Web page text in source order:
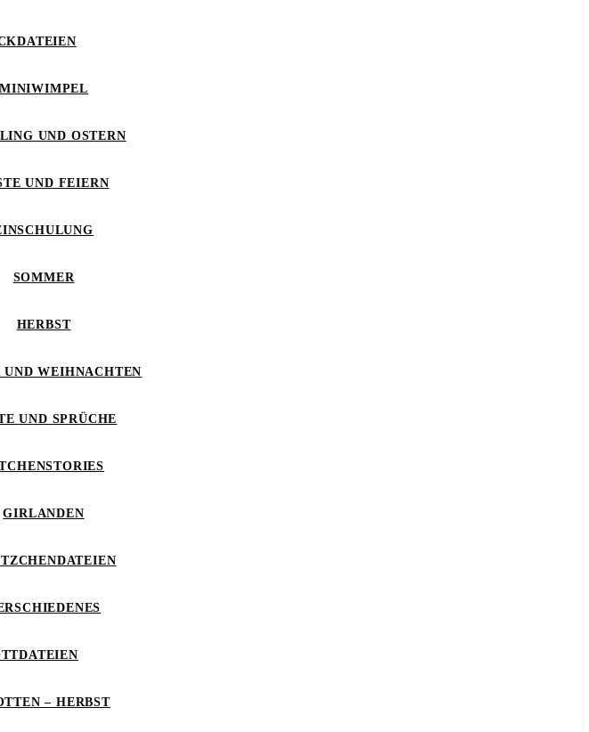
MINIWIMPEL
UND OSTERN
UND FEIERN
SOMMER
HERBST
UND WEIHNACHTEN
UND SPRÜCHE
GIRLANDEN
– HERBST